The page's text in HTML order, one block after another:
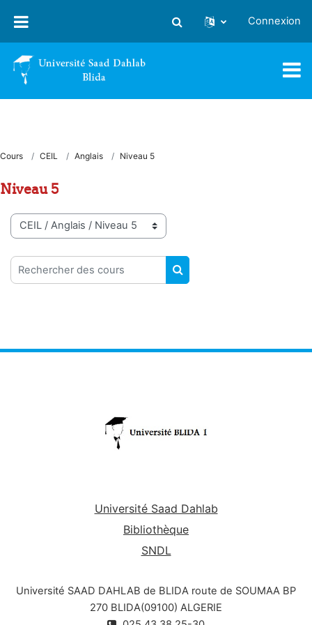
Activer/désactiver la saisie
Connexion
Cours CEIL Anglais Niveau 5
Niveau 5
Catégories de cours
Rechercher des cours
RECHERCHER DES
Université Saad Dahlab
Bibliothèque
SNDL
Université SAAD DAHLAB de BLIDA route de SOUMAA BP
270 BLIDA(09100) ALGERIE